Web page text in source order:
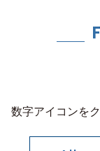
数字アイコンを